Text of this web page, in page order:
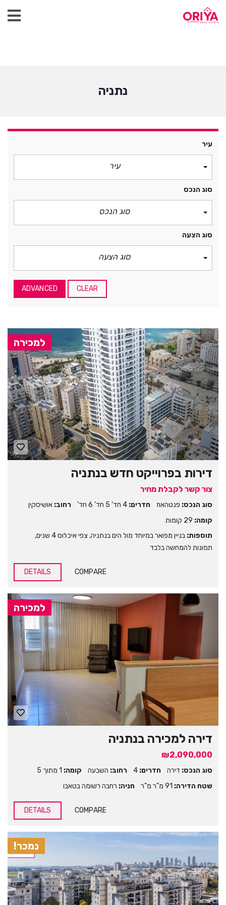
נתניה
עיר
עיר
סוג הנכס
סוג הנכס
סוג הצעה
סוג הצעה
CLEAR
ADVANCED
למכירה
דירות בפרוייקט חדש בנתניה
צור קשר לקבלת מחיר
סוג הנכס: פנטהאוז חדרים: 4 חד' 5 חד' 6 חד' רחוב: אושיסקין
קומה: 29 קומות
תוספות: בניין מפואר במיוחד מול הים בנתניה, צפי איכלוס 4 שנים
,
תמונות להמחשה בלבד
COMPARE
DETAILS
למכירה
דירה למכירה בנתניה
₪2,090,000
סוג הנכס: דירה חדרים: 4 רחוב: השבעה קומה: 1 מתוך 5
שטח הדירה: 91 מ"ר מ"ר חניה: רחבה רשומה בטאבו
COMPARE
DETAILS
נמכר!